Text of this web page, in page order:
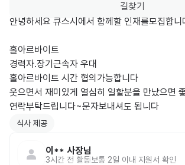
길찾기
안녕하세요 큐스시에서 함께할 인재를모집합니
홀아르바이트
경력자.장기근속자 우대
홀아르바이트 시간 협의가능합니다
웃으면서 재미있게 열심히 일할분을 만났으면
연락부탁드립니다~문자보내셔도 됩니다
식사 제공
이** 사장님
3시간 전 활동 보통 2일 이내 지원서 확인